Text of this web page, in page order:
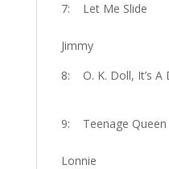
7: Let Me Slide
Jimmy
8: O. K. Doll, It’s A
King,
9: Teenage Queen
Lonnie